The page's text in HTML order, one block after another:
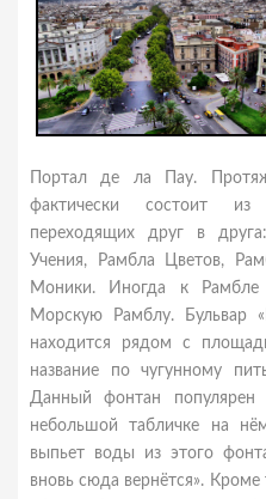
Портал де ла Пау.
фактически состоит
переходящих друг в
Учения, Рамбла Цветов,
Моники. Иногда к Рамбле
Морскую Рамблу. Бульвар
находится рядом с
название по чугунному
Данный фонтан популярен
небольшой табличке на
выпьет воды из этого
вновь сюда вернётся».